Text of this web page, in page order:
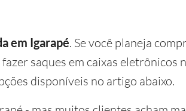
em Igarapé. Se você planeja
saques em caixas eletrônicos
disponíveis no artigo abaixo.